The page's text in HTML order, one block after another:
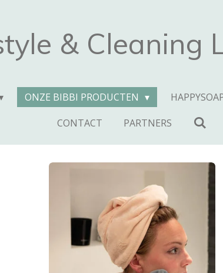
& Cleaning
ONZE BIBBI PRODUCTEN
CONTACT
PARTNERS